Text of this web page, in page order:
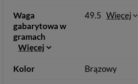
Waga
gabarytowa w
gramach
Więcej
49.5 Więcej
Kolor Brązowy